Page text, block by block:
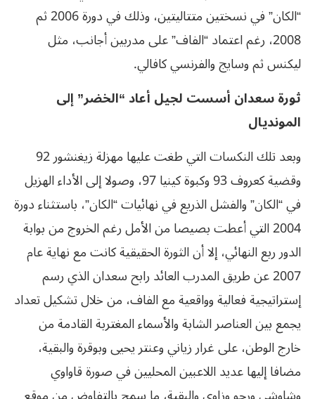
“الكان” في نسختين متتاليتين، وذلك في دورة 2006 ثم
2008، رغم اعتماد “الفاف” على مدربين أجانب، مثل
ليكنس ثم وسايج والفرنسي كافالي.
ثورة سعدان أسست لجيل أعاد “الخضر” إلى
المونديال
وبعد تلك النكسات التي طغت عليها مهزلة زيغنشور 92
وقضية كعروف 93 وكبوة كينيا 97، وصولا إلى الأداء الهزيل
في “الكان” والفشل الذريع في نهائيات “الكان”، باستثناء دورة
2004 التي أعطت بصيصا من الأمل رغم الخروج من بوابة
الدور ربع النهائي، إلا أن الثورة الحقيقية كانت مع نهاية عام
2007 عن طريق المدرب العائد رابح سعدان الذي رسم
إستراتيجية فعالية وواقعية مع الفاف، من خلال تشكيل تعداد
يجمع بين العناصر الشابة والأسماء المغتربة القادمة من
خارج الوطن، على غرار زياني وعنتر يحيى وبوقرة والبقية،
مضافا إليها عديد اللاعبين المحليين في صورة قاواوي